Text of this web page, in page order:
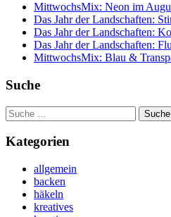
MittwochsMix: Neon im
Das Jahr der Landschaften:
Das Jahr der Landschaften:
Das Jahr der Landschaften:
MittwochsMix: Blau &
Suche
Suche
nach:
Kategorien
allgemein
backen
häkeln
kreatives